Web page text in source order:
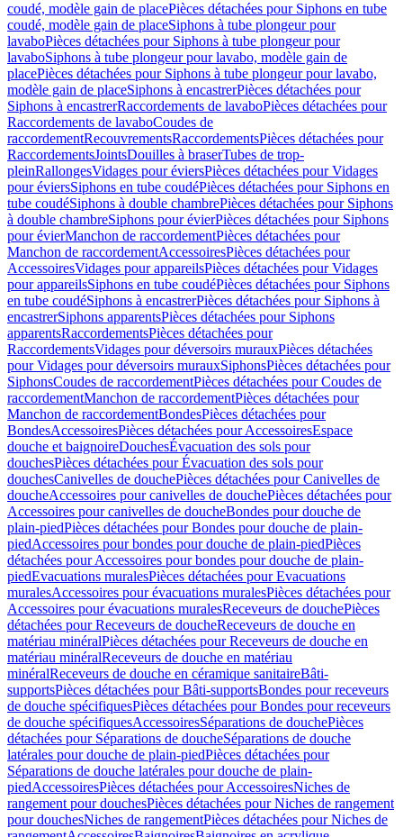
coudé, modèle gain de placePièces détachées pour Siphons en tube
coudé, modèle gain de placeSiphons à tube plongeur pour
lavaboPièces détachées pour Siphons à tube plongeur pour
lavaboSiphons à tube plongeur pour lavabo, modèle gain de
placePièces détachées pour Siphons à tube plongeur pour lavabo,
modèle gain de placeSiphons à encastrerPièces détachées pour
Siphons à encastrerRaccordements de lavaboPièces détachées pour
Raccordements de lavaboCoudes de
raccordementRecouvrementsRaccordementsPièces détachées pour
RaccordementsJointsDouilles à braserTubes de trop-
pleinRallongesVidages pour éviersPièces détachées pour Vidages
pour éviersSiphons en tube coudéPièces détachées pour Siphons en
tube coudéSiphons à double chambrePièces détachées pour Siphons
à double chambreSiphons pour évierPièces détachées pour Siphons
pour évierManchon de raccordementPièces détachées pour
Manchon de raccordementAccessoiresPièces détachées pour
AccessoiresVidages pour appareilsPièces détachées pour Vidages
pour appareilsSiphons en tube coudéPièces détachées pour Siphons
en tube coudéSiphons à encastrerPièces détachées pour Siphons à
encastrerSiphons apparentsPièces détachées pour Siphons
apparentsRaccordementsPièces détachées pour
RaccordementsVidages pour déversoirs murauxPièces détachées
pour Vidages pour déversoirs murauxSiphonsPièces détachées pour
SiphonsCoudes de raccordementPièces détachées pour Coudes de
raccordementManchon de raccordementPièces détachées pour
Manchon de raccordementBondesPièces détachées pour
BondesAccessoiresPièces détachées pour AccessoiresEspace
douche et baignoireDouchesÉvacuation des sols pour
douchesPièces détachées pour Évacuation des sols pour
douchesCanivelles de douchePièces détachées pour Canivelles de
doucheAccessoires pour canivelles de douchePièces détachées pour
Accessoires pour canivelles de doucheBondes pour douche de
plain-piedPièces détachées pour Bondes pour douche de plain-
piedAccessoires pour bondes pour douche de plain-piedPièces
détachées pour Accessoires pour bondes pour douche de plain-
piedEvacuations muralesPièces détachées pour Evacuations
muralesAccessoires pour évacuations muralesPièces détachées pour
Accessoires pour évacuations muralesReceveurs de douchePièces
détachées pour Receveurs de doucheReceveurs de douche en
matériau minéralPièces détachées pour Receveurs de douche en
matériau minéralReceveurs de douche en matériau
minéralReceveurs de douche en céramique sanitaireBâti-
supportsPièces détachées pour Bâti-supportsBondes pour receveurs
de douche spécifiquesPièces détachées pour Bondes pour receveurs
de douche spécifiquesAccessoiresSéparations de douchePièces
détachées pour Séparations de doucheSéparations de douche
latérales pour douche de plain-piedPièces détachées pour
Séparations de douche latérales pour douche de plain-
piedAccessoiresPièces détachées pour AccessoiresNiches de
rangement pour douchesPièces détachées pour Niches de rangement
pour douchesNiches de rangementPièces détachées pour Niches de